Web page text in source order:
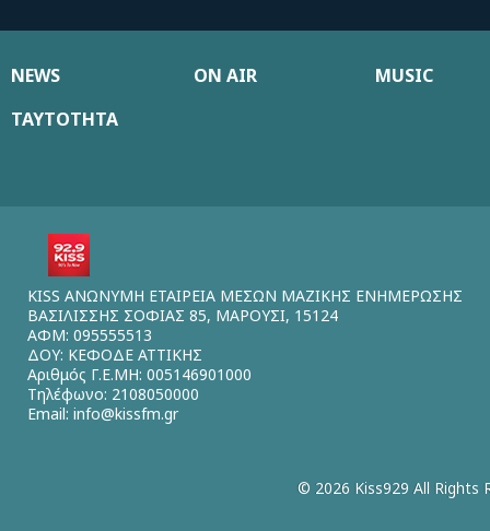
NEWS ON AIR
MUSIC
ΤΑΥΤΟΤΗΤΑ
KISS ΑΝΩΝΥΜΗ ΕΤΑΙΡΕΙΑ ΜΕΣΩΝ ΜΑΖΙΚΗΣ ΕΝΗΜΕΡΩΣΗΣ
ΒΑΣΙΛΙΣΣΗΣ ΣΟΦΙΑΣ 85, ΜΑΡΟΥΣΙ, 15124
ΑΦΜ: 095555513
ΔΟΥ: ΚΕΦΟΔΕ ΑΤΤΙΚΗΣ
Αριθμός Γ.Ε.ΜΗ: 005146901000
Τηλέφωνο: 2108050000
Email: info@kissfm.gr
© 2026 Kiss929 All Rights